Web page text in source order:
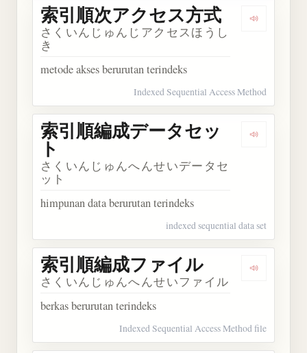
Dengarkan
索引順次アクセス方式
さくいんじゅんじアクセスほうし
き
metode akses berurutan terindeks
Indexed Sequential Access Method
Dengarkan
索引順編成データセッ
ト
さくいんじゅんへんせいデータセ
ット
himpunan data berurutan terindeks
indexed sequential data set
Dengarkan
索引順編成ファイル
さくいんじゅんへんせいファイル
berkas berurutan terindeks
Indexed Sequential Access Method file